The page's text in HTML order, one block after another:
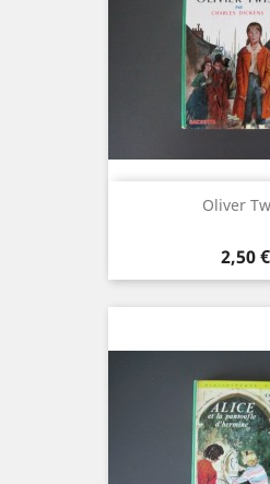
Oliver
Prix
2,50 €